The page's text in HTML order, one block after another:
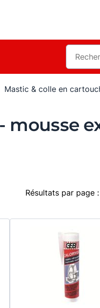
Mastic & colle en
mousse
Résultats par page :